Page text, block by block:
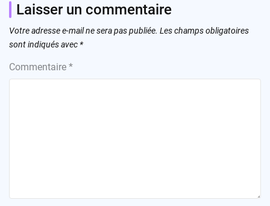
Laisser un commentaire
Votre adresse e-mail ne sera pas publiée. Les champs obligatoires
sont indiqués avec *
Commentaire *